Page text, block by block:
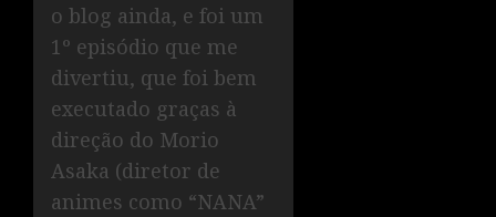
o blog ainda, e foi um
1º episódio que me
divertiu, que foi bem
executado graças à
direção do Morio
Asaka (diretor de
animes como “NANA”